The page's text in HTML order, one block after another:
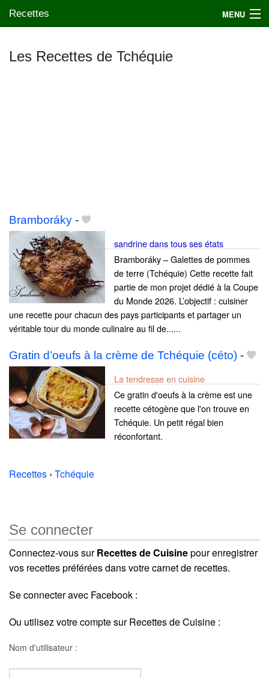
Recettes MENU
Les Recettes de Tchéquie
Bramboráky -
sandrine dans tous ses états
Bramboráky – Galettes de pommes
de terre (Tchéquie) Cette recette fait
partie de mon projet dédié à la Coupe
du Monde 2026. L’objectif : cuisiner
une recette pour chacun des pays participants et partager un
véritable tour du monde culinaire au fil de......
Gratin d’oeufs à la crème de Tchéquie (céto) -
La tendresse en cuisine
Ce gratin d'oeufs à la crème est une
recette cétogène que l'on trouve en
Tchéquie. Un petit régal bien
réconfortant.
Recettes › Tchéquie
Se connecter
Connectez-vous surRecettes de Cuisinepour enregistrer
vos recettes préférées dans votre carnet de recettes.
Se connecter avec Facebook :
Ou utilisez votre compte sur Recettes de Cuisine :
Nom d'utilisateur :